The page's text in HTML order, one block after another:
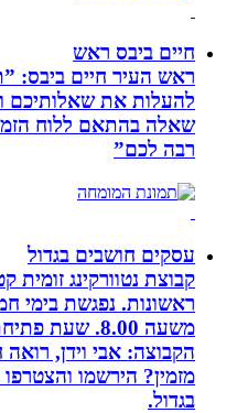
חיים ביבס ראש
ראש העיר חיים ביבס:
להעלות את שאלותיכם
שאלה בהתאם ללוח
רבה לכם”
עסקים חושבים בגדול
קבוצת נטוורקינג זומית
ראשונות. נפגשת בימי
הקבוצה: אבי וידן, רואה
מזמין? הירשמו והצטרפו
בגדול.